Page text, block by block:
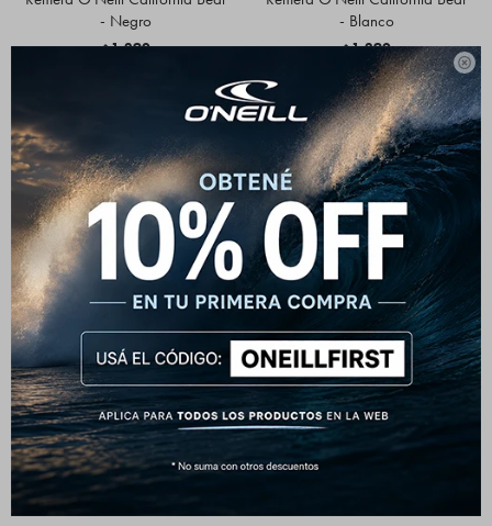

- Negro
$1.290
- Blanco
$1.290
Remera O'Neill 1952 Back Print
- Azul
Remera O'Neill 1952 Back Print